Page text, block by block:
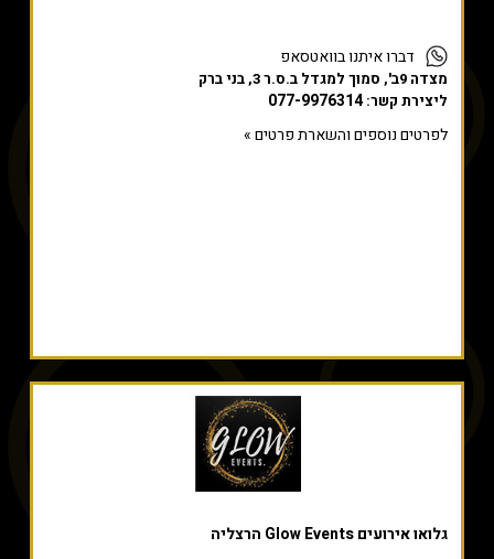
דברו איתנו בוואטסאפ
מצדה 9ב', סמוך למגדל ב.ס.ר 3, בני ברק
ליצירת קשר:077-9976314
לפרטים נוספים והשארת פרטים »
גלואו אירועים Glow Events הרצליה